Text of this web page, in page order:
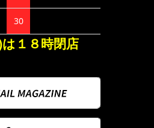
30
１８時閉店